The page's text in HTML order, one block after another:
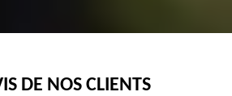
DE NOS CLIENTS